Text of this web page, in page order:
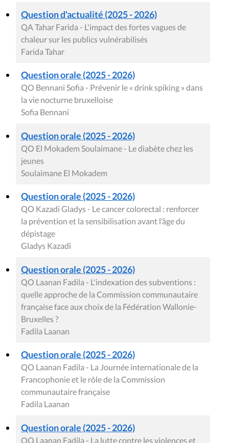
Question d'actualité (2025 - 2026)
QA Tahar Farida - L'impact des fortes vagues de
chaleur sur les publics vulnérabilisés
Farida Tahar
Question orale (2025 - 2026)
QO Bennani Sofia - Prévenir le « drink spiking » dans
la vie nocturne bruxelloise
Sofia Bennani
Question orale (2025 - 2026)
QO El Mokadem Soulaimane - Le diabète chez les
jeunes
Soulaimane El Mokadem
Question orale (2025 - 2026)
QO Kazadi Gladys - Le cancer colorectal : renforcer
la prévention et la sensibilisation avant l’âge du
dépistage
Gladys Kazadi
Question orale (2025 - 2026)
QO Laanan Fadila - L'indexation des subventions :
quelle approche de la Commission communautaire
française face aux choix de la Fédération Wallonie-
Bruxelles ?
Fadila Laanan
Question orale (2025 - 2026)
QO Laanan Fadila - La Journée internationale de la
Francophonie et le rôle de la Commission
communautaire française
Fadila Laanan
Question orale (2025 - 2026)
QO Laanan Fadila - La lutte contre les violences et